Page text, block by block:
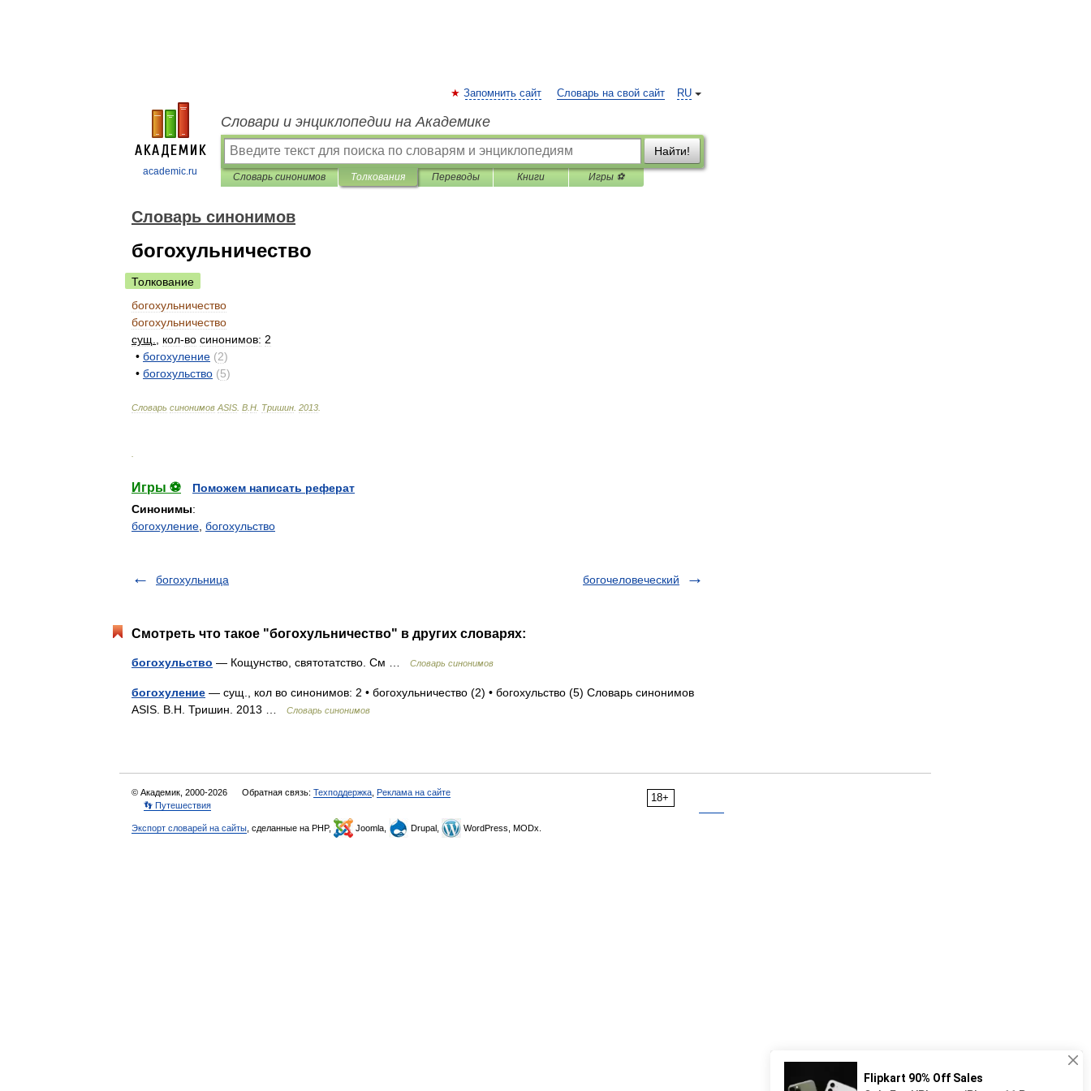
academic.ru
RU
Запомнить сайт Словарь на свой сайт
Словари и энциклопедии на Академике
Найти!
Словарь синонимов Толкования Переводы Книги Игры ⚽
Словарь синонимов
богохульничество
Толкование
богохульничество
богохульничество
сущ
кол-во синонимов: 2
• богохуление (2)
• богохульство (5)
Словарь синонимов ASIS В Н Тришин 2013
Игры ⚽
Поможем написать реферат
Синонимы:
богохуление богохульство
богохульница богочеловеческий
Смотреть что такое "богохульничество" в других словарях:
богохульство — Кощунство, святотатство. См … Словарь синонимов
богохуление — сущ., кол во синонимов: 2 • богохульничество (2) • богохульство (5) Словарь синонимов
ASIS. В.Н. Тришин. 2013 …
Словарь синонимов
18+
© Академик, 2000-2026 Обратная связь: Техподдержка Реклама на сайте
👣 Путешествия
Экспорт словарей на сайты , сделанные на PHP, Joomla, Drupal, WordPress, MODx.